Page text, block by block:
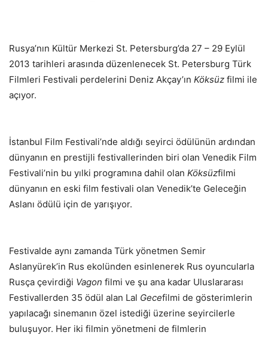
Rusya’nın Kültür Merkezi St. Petersburg’da 27 – 29 Eylül
2013 tarihleri arasında düzenlenecek St. Petersburg Türk
Filmleri Festivali perdelerini Deniz Akçay’ın Köksüz filmi ile
açıyor.
İstanbul Film Festivali’nde aldığı seyirci ödülünün ardından
dünyanın en prestijli festivallerinden biri olan Venedik Film
Festivali’nin bu yılki programına dahil olan Köksüzfilmi
dünyanın en eski film festivali olan Venedik’te Geleceğin
Aslanı ödülü için de yarışıyor.
Festivalde aynı zamanda Türk yönetmen Semir
Aslanyürek’in Rus ekolünden esinlenerek Rus oyuncularla
Rusça çevirdiği Vagon filmi ve şu ana kadar Uluslararası
Festivallerden 35 ödül alan Lal Gecefilmi de gösterimlerin
yapılacağı sinemanın özel istediği üzerine seyircilerle
buluşuyor. Her iki filmin yönetmeni de filmlerin